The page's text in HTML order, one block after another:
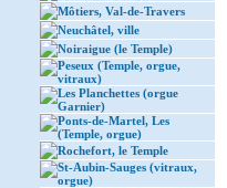
Môtiers, Val-de-Travers
Neuchâtel, ville
Noiraigue (le Temple)
Peseux (Temple, orgue,
vitraux)
Les Planchettes (orgue
Garnier)
Ponts-de-Martel, Les
(Temple, orgue)
Rochefort, le Temple
St-Aubin-Sauges (vitraux,
orgue)